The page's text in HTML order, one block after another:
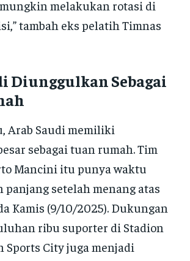
melakukan rotasi di
tambah eks pelatih Timnas
Diunggulkan Sebagai
Arab Saudi memiliki
sebagai tuan rumah. Tim
Mancini itu punya waktu
setelah menang atas
Kamis (9/10/2025). Dukungan
ribu suporter di Stadion
Sports City juga menjadi